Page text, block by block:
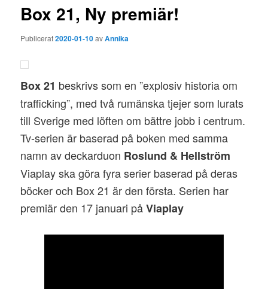
Box 21, Ny premiär!
Publicerat2020-01-10avAnnika
Box 21 beskrivs som en ”explosiv historia om
trafficking”, med två rumänska tjejer som lurats
till Sverige med löften om bättre jobb i centrum.
Tv-serien är baserad på boken med samma
namn av deckarduon Roslund & Hellström
Viaplay ska göra fyra serier baserad på deras
böcker och Box 21 är den första. Serien har
premiär den 17 januari påViaplay